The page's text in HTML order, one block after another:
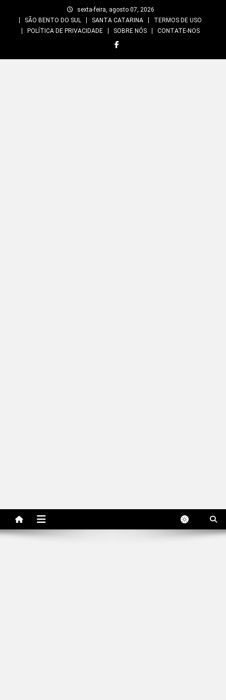
sexta-feira, agosto 07, 2026
SÃO BENTO DO SUL
SANTA CATARINA
TERMOS DE USO
POLÍTICA DE PRIVACIDADE
SOBRE NÓS CONTATE-NOS